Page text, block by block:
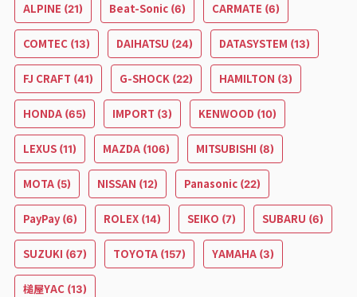
ALPINE (21) Beat-Sonic (6) CARMATE (6)
COMTEC (13) DAIHATSU (24) DATASYSTEM (13)
FJ CRAFT (41) G-SHOCK (22) HAMILTON (3)
HONDA (65) IMPORT (3) KENWOOD (10)
LEXUS (11) MAZDA (106) MITSUBISHI (8)
MOTA (5) NISSAN (12) Panasonic (22)
PayPay(6) ROLEX (14) SEIKO (7) SUBARU (6)
SUZUKI (67) TOYOTA (157) YAMAHA (3)
槌屋YAC (13)